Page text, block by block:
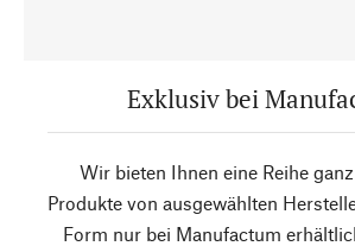
Exklusiv bei
Wir bieten Ihnen eine Reihe
Produkte von ausgewählten
Form nur bei Manufactum